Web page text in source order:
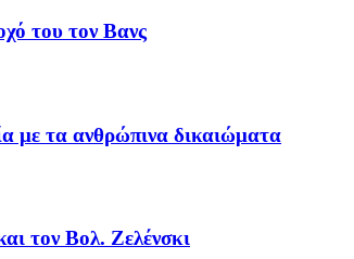
του τον Βανς
με τα ανθρώπινα δικαιώματα
τον Βολ. Ζελένσκι